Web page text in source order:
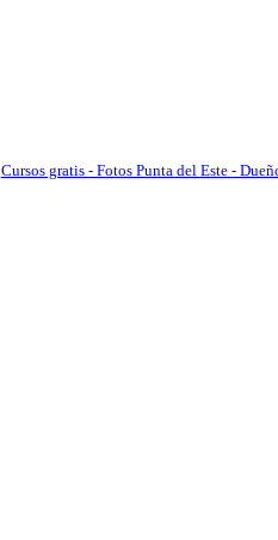
Cursos gratis - Fotos Punta del Este -